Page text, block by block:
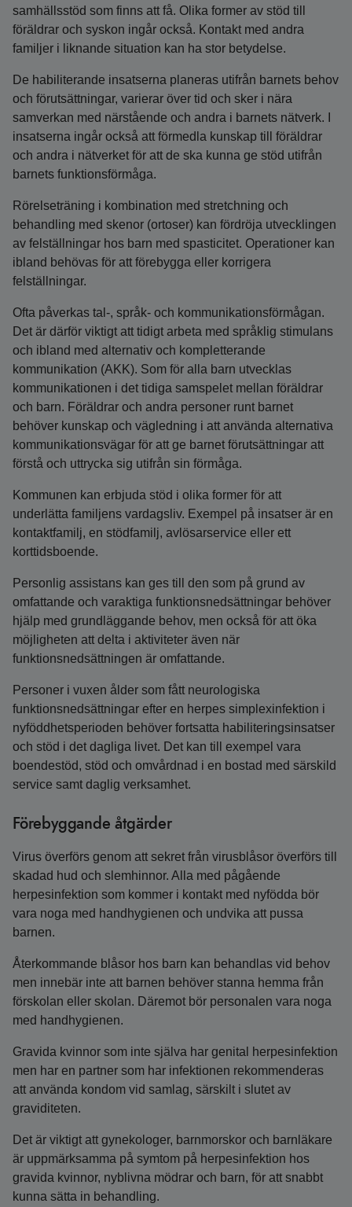
samhällsstöd som finns att få. Olika former av stöd till
föräldrar och syskon ingår också. Kontakt med andra
familjer i liknande situation kan ha stor betydelse.
De habiliterande insatserna planeras utifrån barnets behov
och förutsättningar, varierar över tid och sker i nära
samverkan med närstående och andra i barnets nätverk. I
insatserna ingår också att förmedla kunskap till föräldrar
och andra i nätverket för att de ska kunna ge stöd utifrån
barnets funktionsförmåga.
Rörelseträning i kombination med stretchning och
behandling med skenor (ortoser) kan fördröja utvecklingen
av felställningar hos barn med spasticitet. Operationer kan
ibland behövas för att förebygga eller korrigera
felställningar.
Ofta påverkas tal-, språk- och kommunikationsförmågan.
Det är därför viktigt att tidigt arbeta med språklig stimulans
och ibland med alternativ och kompletterande
kommunikation (AKK). Som för alla barn utvecklas
kommunikationen i det tidiga samspelet mellan föräldrar
och barn. Föräldrar och andra personer runt barnet
behöver kunskap och vägledning i att använda alternativa
kommunikationsvägar för att ge barnet förutsättningar att
förstå och uttrycka sig utifrån sin förmåga.
Kommunen kan erbjuda stöd i olika former för att
underlätta familjens vardagsliv. Exempel på insatser är en
kontaktfamilj, en stödfamilj, avlösarservice eller ett
korttidsboende.
Personlig assistans kan ges till den som på grund av
omfattande och varaktiga funktionsnedsättningar behöver
hjälp med grundläggande behov, men också för att öka
möjligheten att delta i aktiviteter även när
funktionsnedsättningen är omfattande.
Personer i vuxen ålder som fått neurologiska
funktionsnedsättningar efter en herpes simplexinfektion i
nyföddhetsperioden behöver fortsatta habiliteringsinsatser
och stöd i det dagliga livet. Det kan till exempel vara
boendestöd, stöd och omvårdnad i en bostad med särskild
service samt daglig verksamhet.
Förebyggande åtgärder
Virus överförs genom att sekret från virusblåsor överförs till
skadad hud och slemhinnor. Alla med pågående
herpesinfektion som kommer i kontakt med nyfödda bör
vara noga med handhygienen och undvika att pussa
barnen.
Återkommande blåsor hos barn kan behandlas vid behov
men innebär inte att barnen behöver stanna hemma från
förskolan eller skolan. Däremot bör personalen vara noga
med handhygienen.
Gravida kvinnor som inte själva har genital herpesinfektion
men har en partner som har infektionen rekommenderas
att använda kondom vid samlag, särskilt i slutet av
graviditeten.
Det är viktigt att gynekologer, barnmorskor och barnläkare
är uppmärksamma på symtom på herpesinfektion hos
gravida kvinnor, nyblivna mödrar och barn, för att snabbt
kunna sätta in behandling.